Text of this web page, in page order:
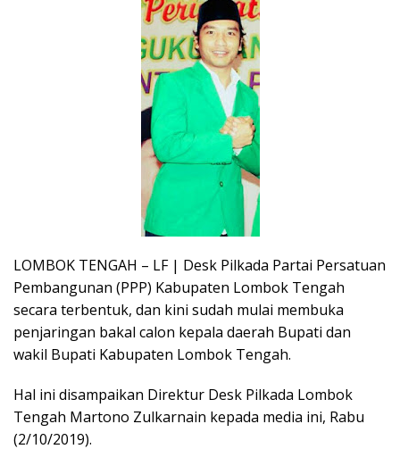
LOMBOK TENGAH – LF | Desk Pilkada Partai Persatuan
Pembangunan (PPP) Kabupaten Lombok Tengah
secara terbentuk, dan kini sudah mulai membuka
penjaringan bakal calon kepala daerah Bupati dan
wakil Bupati Kabupaten Lombok Tengah.
Hal ini disampaikan Direktur Desk Pilkada Lombok
Tengah Martono Zulkarnain kepada media ini, Rabu
(2/10/2019).